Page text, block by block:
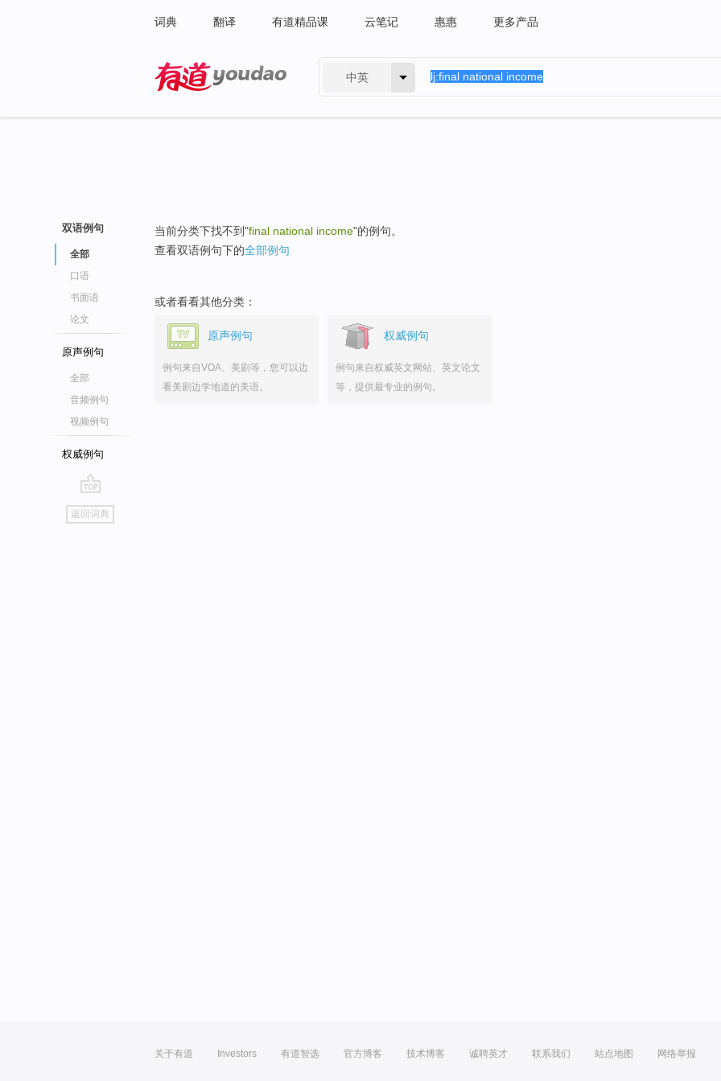
词典 翻译 有道精品课 云笔记 惠惠 更多产品
中英
双语例句
全部
口语
书面语
论文
原声例句
全部
音频例句
视频例句
权威例句
go
top
返回词典
当前分类下找不到"final national income"的例句。
查看双语例句下的全部例句
或者看看其他分类：
原声例句
例句来自VOA、美剧等，您可以边
看美剧边学地道的美语。
权威例句
例句来自权威英文网站、英文论文
等，提供最专业的例句。
关于有道 Investors 有道智选 官方博客 技术博客 诚聘英才 联系我们 站点地图 网络举报